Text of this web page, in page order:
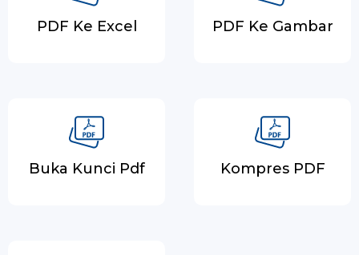
PDF Ke Excel PDF Ke Gambar
Buka Kunci Pdf Kompres PDF